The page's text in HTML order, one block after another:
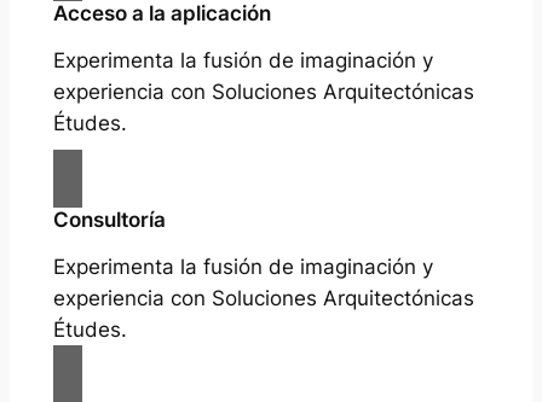
Acceso a la aplicación
Experimenta la fusión de imaginación y
experiencia con Soluciones Arquitectónicas
Études.
Consultoría
Experimenta la fusión de imaginación y
experiencia con Soluciones Arquitectónicas
Études.